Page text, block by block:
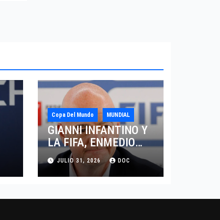
Copa Del Mundo MUNDIAL
GIANNI INFANTINO Y
LA FIFA, ENMEDIO
DEL HURACAN
JULIO 31, 2026 DOC